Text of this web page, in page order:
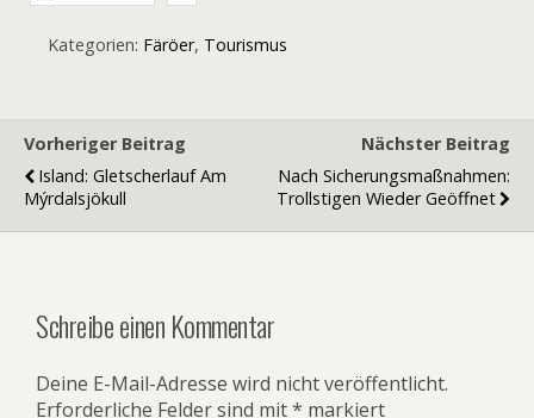
Kategorien: Färöer, Tourismus
Vorheriger Beitrag
Island: Gletscherlauf Am
Mýrdalsjökull
Nächster Beitrag
Nach Sicherungsmaßnahmen:
Trollstigen Wieder Geöffnet
Schreibe einen Kommentar
Deine E-Mail-Adresse wird nicht veröffentlicht.
Erforderliche Felder sind mit* markiert